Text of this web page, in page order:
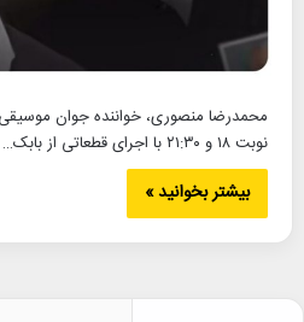
نوبت ۱۸ و ۲۱:۳۰ با اجرای قطعاتی از بابک…
بیشتر بخوانید »